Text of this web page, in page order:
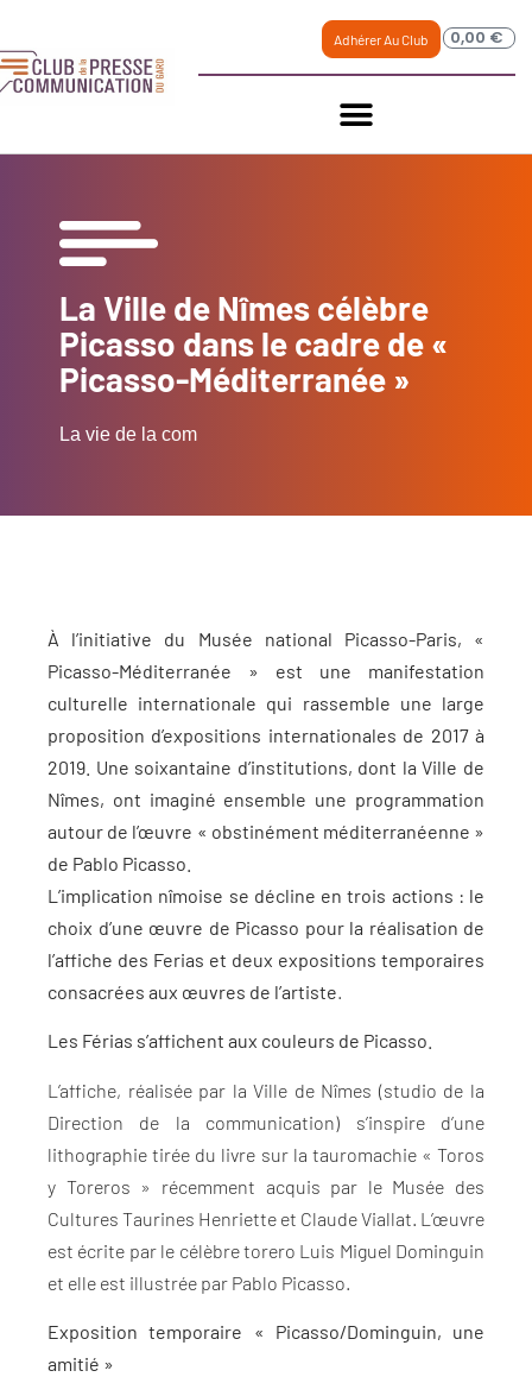
Adhérer Au Club 0,00 €
La Ville de Nîmes célèbre
Picasso dans le cadre de «
Picasso-Méditerranée »
La vie de la com
À l’initiative du Musée national Picasso-Paris, «
Picasso-Méditerranée » est une manifestation
culturelle internationale qui rassemble une large
proposition d’expositions internationales de 2017 à
2019. Une soixantaine d’institutions, dont la Ville de
Nîmes, ont imaginé ensemble une programmation
autour de l’œuvre « obstinément méditerranéenne »
de Pablo Picasso.
L’implication nîmoise se décline en trois actions : le
choix d’une œuvre de Picasso pour la réalisation de
l’affiche des Ferias et deux expositions temporaires
consacrées aux œuvres de l’artiste.
Les Férias s’affichent aux couleurs de Picasso.
L’affiche, réalisée par la Ville de Nîmes (studio de la
Direction de la communication) s’inspire d’une
lithographie tirée du livre sur la tauromachie « Toros
y Toreros » récemment acquis par le Musée des
Cultures Taurines Henriette et Claude Viallat. L’œuvre
est écrite par le célèbre torero Luis Miguel Dominguin
et elle est illustrée par Pablo Picasso.
Exposition temporaire « Picasso/Dominguin, une
amitié »